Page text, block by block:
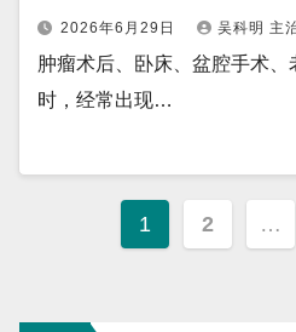
2026年6月29日 吴科明 主
肿瘤术后、卧床、盆腔手术
时，经常出现…
文
1 2 …